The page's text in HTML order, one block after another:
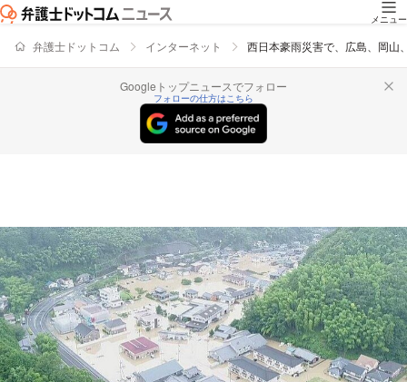
メニュー
弁護士ドットコム インターネット 西日本豪雨災害で、広島、岡山
Googleトップニュースでフォロー
フォローの仕方はこちら